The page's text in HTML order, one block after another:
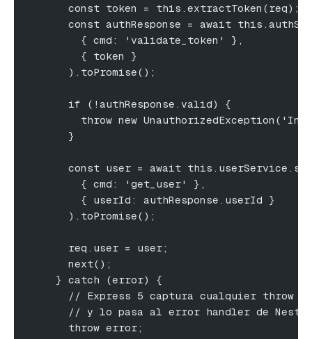
      const token = this.extractToken(req);
const authResponse = await
        { cmd: 'validate_token' },
        { token }
      ).toPromise();
      if (!authResponse.valid) {
throw new
      }
const user = await
        { cmd: 'get_user' },
        { userId: authResponse.userId }
      ).toPromise();
      req.user = user;
      next();
    } catch (error) {
// Express 5 captura cualquier throw o
      // y lo pasa al error handler de NestJS
      throw error;